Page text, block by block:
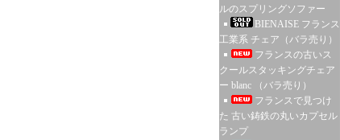
ルのスプリングソファー
BIENAISE フランス
工業系 チェア（バラ売り）
フランスの古いス
クールスタッキングチェア
ー blanc （バラ売り）
フランスで見つけ
た 古い鋳鉄の丸いカプセル
ランプ